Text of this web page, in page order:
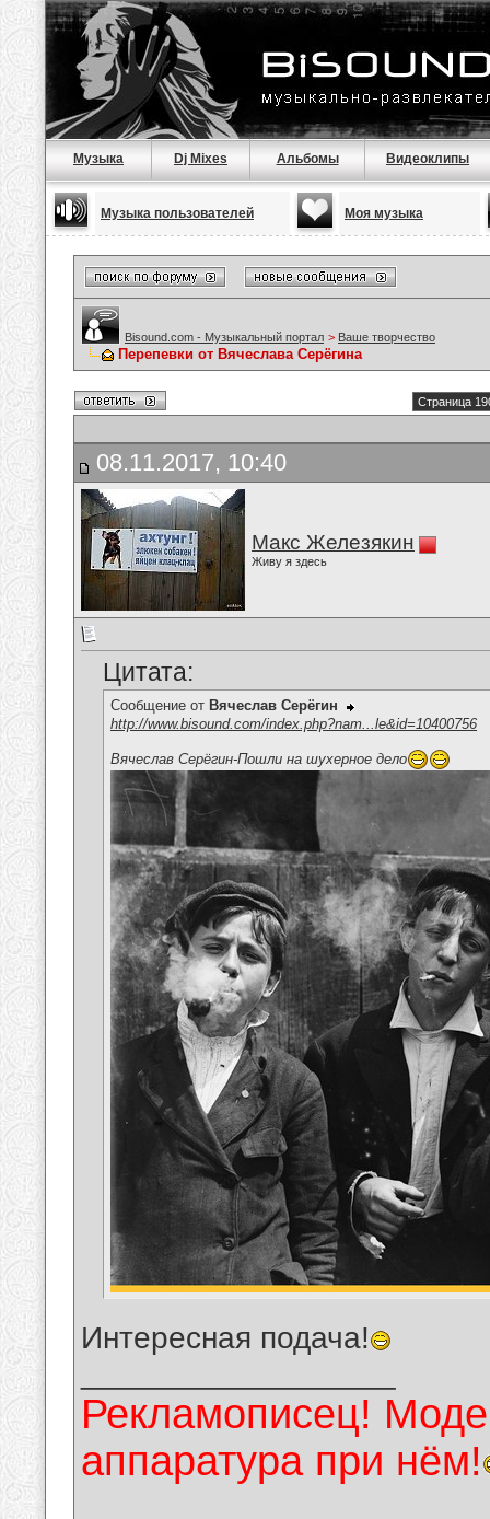
Музыка Dj Mixes Альбомы Видеоклипы
Музыка пользователей Моя музыка
Bisound.com - Музыкальный портал > Ваше творчество
Перепевки от Вячеслава Серёгина
Страница
08.11.2017, 10:40
Макс Железякин
Живу я здесь
Цитата:
Сообщение от Вячеслав Серёгин
http://www.bisound.com/index.php?nam...le&id=10400756
Вячеслав Серёгин-Пошли на шухерное дело
Интересная подача!
Рекламописец!
аппаратура при нём!